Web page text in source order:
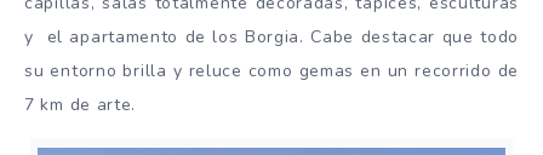
y el apartamento de los Borgia. Cabe destacar que todo
su entorno brilla y reluce como gemas en un recorrido de
7 km de arte.